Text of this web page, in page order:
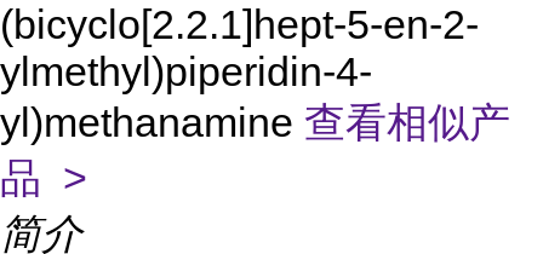
(bicyclo[2.2.1]hept-5-en-2-
ylmethyl)piperidin-4-
yl)methanamine 查看相似产
品 >
简介